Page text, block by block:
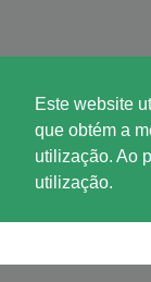
Este website
que obtém a
utilização. Ao
utilização.